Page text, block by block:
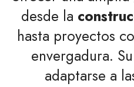
desde la
hasta proyectos
envergadura.
adaptarse a